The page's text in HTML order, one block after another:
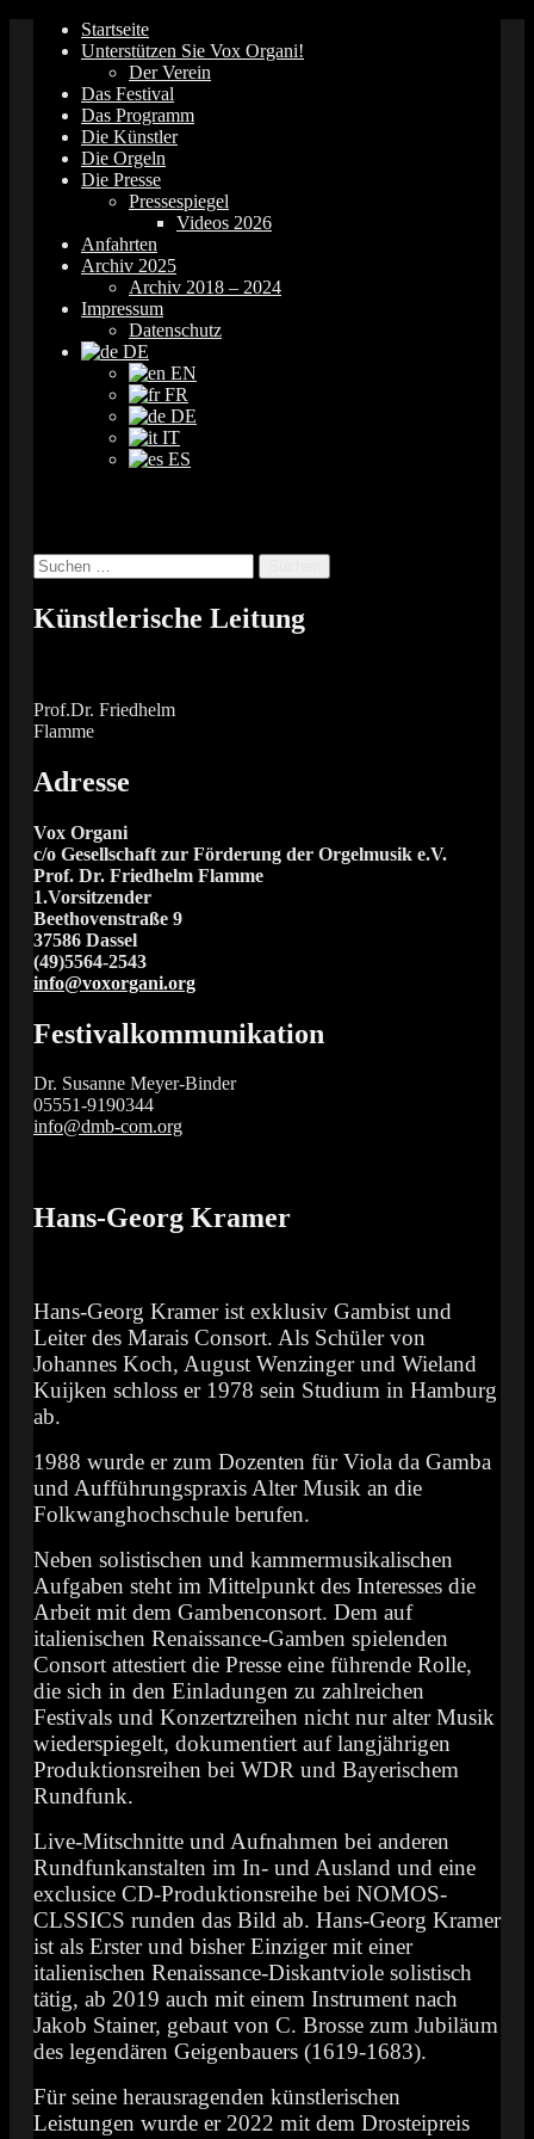
Springe
zum
Startseite
Unterstützen Sie Vox Organi!
Der Verein
Das Festival
Das Programm
Die Künstler
Die Orgeln
Die Presse
Pressespiegel
Videos 2026
Anfahrten
Archiv 2025
Archiv 2018 – 2024
Impressum
Datenschutz
DE
EN
FR
DE
IT
ES
Suchen
nach:
Künstlerische Leitung
Prof.Dr. Friedhelm
Flamme
Adresse
Vox Organi
c/o Gesellschaft zur Förderung der Orgelmusik e.V.
Prof. Dr. Friedhelm Flamme
1.Vorsitzender
Beethovenstraße 9
37586 Dassel
(49)5564-2543
info@voxorgani.org
Festivalkommunikation
Dr. Susanne Meyer-Binder
05551-9190344
info@dmb-com.org
Vox Organi
Hans-Georg Kramer
Hans-Georg Kramer ist exklusiv Gambist und
Leiter des Marais Consort. Als Schüler von
Johannes Koch, August Wenzinger und Wieland
Kuijken schloss er 1978 sein Studium in Hamburg
ab.
1988 wurde er zum Dozenten für Viola da Gamba
und Aufführungspraxis Alter Musik an die
Folkwanghochschule berufen.
Neben solistischen und kammermusikalischen
Aufgaben steht im Mittelpunkt des Interesses die
Arbeit mit dem Gambenconsort. Dem auf
italienischen Renaissance-Gamben spielenden
Consort attestiert die Presse eine führende Rolle,
die sich in den Einladungen zu zahlreichen
Festivals und Konzertzreihen nicht nur alter Musik
wiederspiegelt, dokumentiert auf langjährigen
Produktionsreihen bei WDR und Bayerischem
Rundfunk.
Live-Mitschnitte und Aufnahmen bei anderen
Rundfunkanstalten im In- und Ausland und eine
exclusice CD-Produktionsreihe bei NOMOS-
CLSSICS runden das Bild ab. Hans-Georg Kramer
ist als Erster und bisher Einziger mit einer
italienischen Renaissance-Diskantviole solistisch
tätig, ab 2019 auch mit einem Instrument nach
Jakob Stainer, gebaut von C. Brosse zum Jubiläum
des legendären Geigenbauers (1619-1683).
Für seine herausragenden künstlerischen
Leistungen wurde er 2022 mit dem Drosteipreis